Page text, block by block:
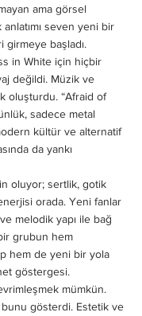
ama görsel
seven yeni bir
girmeye başladı.
in White için hiçbir
değildi. Müzik ve
oluşturdu. “Afraid of
sadece metal
kültür ve alternatif
da yankı
oluyor; sertlik, gotik
orada. Yeni fanlar
melodik yapı ile bağ
grubun hem
hem de yeni bir yola
göstergesi.
mümkün.
gösterdi. Estetik ve